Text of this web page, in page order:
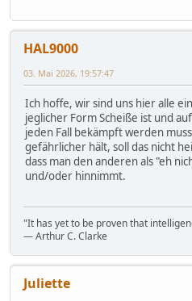
HAL9000
03. Mai 2026, 19:57:47
Ich hoffe, wir sind uns hier alle
jeglicher Form Scheiße ist und auf
jeden Fall bekämpft werden
gefährlicher hält, soll das nicht
dass man den anderen als "eh
und/oder hinnimmt.
"It has yet to be proven that
― Arthur C. Clarke
Juliette